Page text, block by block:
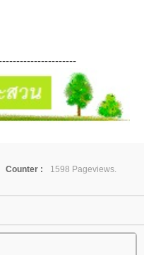
Counter :
1598 Pageviews.